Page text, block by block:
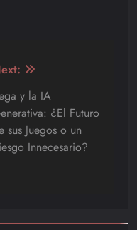
y la IA
¿El Futuro
sus Juegos o un
Innecesario?